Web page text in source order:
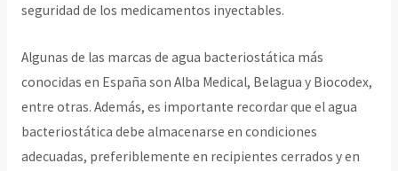
seguridad de los medicamentos inyectables.
Algunas de las marcas de agua bacteriostática más
conocidas en España son Alba Medical, Belagua y Biocodex,
entre otras. Además, es importante recordar que el agua
bacteriostática debe almacenarse en condiciones
adecuadas, preferiblemente en recipientes cerrados y en